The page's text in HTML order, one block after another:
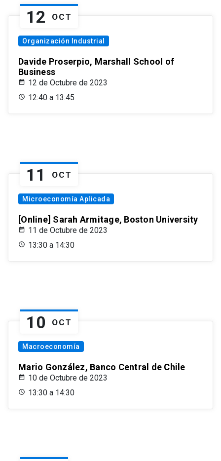
12 OCT
Organización Industrial
Davide Proserpio, Marshall School of
Business
12 de Octubre de 2023
12:40 a 13:45
11 OCT
Microeconomía Aplicada
[Online] Sarah Armitage, Boston University
11 de Octubre de 2023
13:30 a 14:30
10 OCT
Macroeconomía
Mario González, Banco Central de Chile
10 de Octubre de 2023
13:30 a 14:30